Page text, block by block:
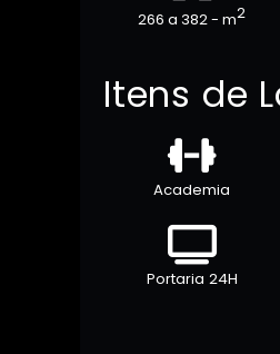
266 a 382 - m2
Itens de
Academia
Portaria 24H